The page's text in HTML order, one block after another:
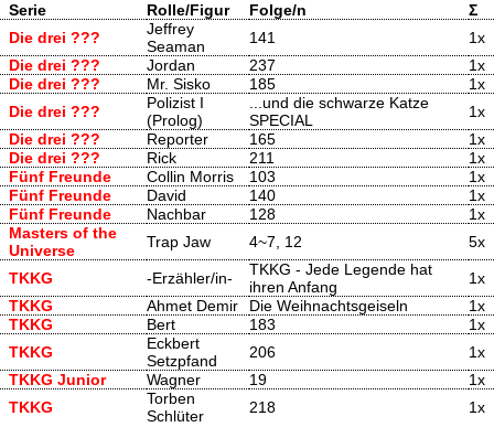
Serie Rolle/Figur Folge/n
Σ
Die drei ???
Jeffrey
Seaman
141
1x
Die drei ???
Jordan 237
1x
Die drei ???
Mr. Sisko 185
1x
Die drei ???
Polizist I
(Prolog)
...und die schwarze Katze
SPECIAL
1x
Die drei ???
Reporter 165
1x
Die drei ???
Rick 211
1x
Fünf Freunde
Collin Morris 103
1x
Fünf Freunde
David 140
1x
Fünf Freunde
Nachbar 128
1x
Masters of the
Universe
Trap Jaw 4~7, 12 5x
TKKG -Erzähler/in-
TKKG - Jede Legende hat
ihren Anfang
1x
TKKG
Ahmet Demir Die Weihnachtsgeiseln
1x
TKKG
Bert 183
1x
TKKG
Eckbert
Setzpfand
206
1x
TKKG Junior
Wagner 19
1x
TKKG
Torben
Schlüter
218 1x